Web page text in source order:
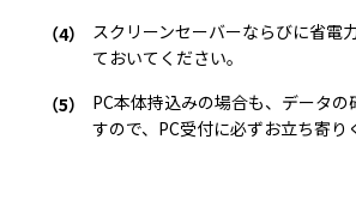
スクリーンセーバーならびに省電
ておいてください。
PC本体持込みの場合も、データの
すので、PC受付に必ずお立ち寄り